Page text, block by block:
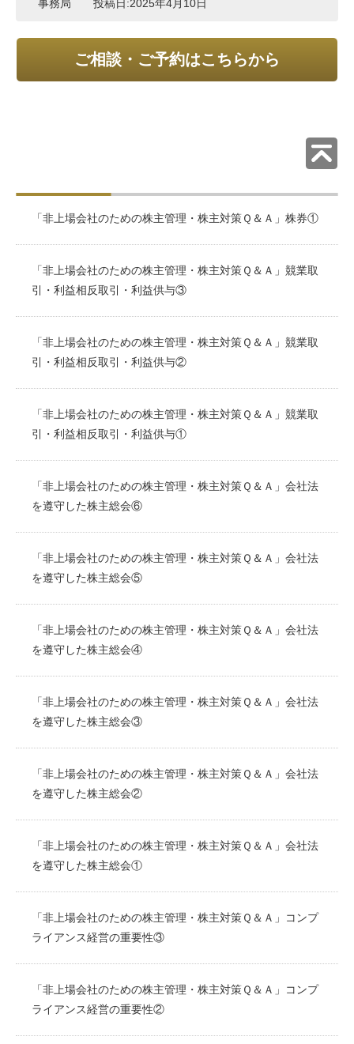
事務局 投稿日:2025年4月10日
ご相談・ご予約はこちらから
「非上場会社のための株主管理・株主対策Ｑ＆Ａ」株券①
「非上場会社のための株主管理・株主対策Ｑ＆Ａ」競業取
引・利益相反取引・利益供与③
「非上場会社のための株主管理・株主対策Ｑ＆Ａ」競業取
引・利益相反取引・利益供与②
「非上場会社のための株主管理・株主対策Ｑ＆Ａ」競業取
引・利益相反取引・利益供与①
「非上場会社のための株主管理・株主対策Ｑ＆Ａ」会社法
を遵守した株主総会⑥
「非上場会社のための株主管理・株主対策Ｑ＆Ａ」会社法
を遵守した株主総会⑤
「非上場会社のための株主管理・株主対策Ｑ＆Ａ」会社法
を遵守した株主総会④
「非上場会社のための株主管理・株主対策Ｑ＆Ａ」会社法
を遵守した株主総会③
「非上場会社のための株主管理・株主対策Ｑ＆Ａ」会社法
を遵守した株主総会②
「非上場会社のための株主管理・株主対策Ｑ＆Ａ」会社法
を遵守した株主総会①
「非上場会社のための株主管理・株主対策Ｑ＆Ａ」コンプ
ライアンス経営の重要性③
「非上場会社のための株主管理・株主対策Ｑ＆Ａ」コンプ
ライアンス経営の重要性②